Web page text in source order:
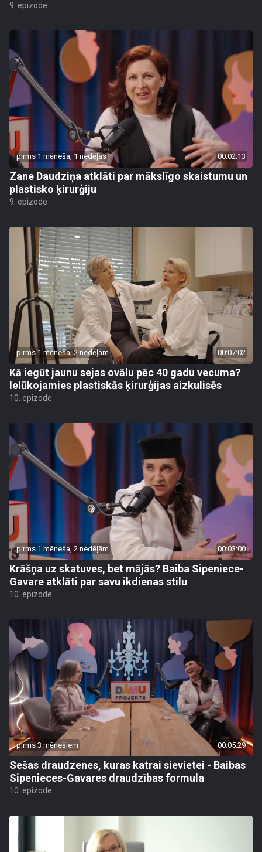
9. epizode
pirms 1 mēneša, 1 nedēļas 00:02:13
Zane Daudziņa atklāti par mākslīgo skaistumu un
plastisko ķirurģiju
9. epizode
pirms 1 mēneša, 2 nedēļām 00:07:02
Kā iegūt jaunu sejas ovālu pēc 40 gadu vecuma?
Ielūkojamies plastiskās ķirurģijas aizkulisēs
10. epizode
pirms 1 mēneša, 2 nedēļām 00:03:00
Krāšņa uz skatuves, bet mājās? Baiba Sipeniece-
Gavare atklāti par savu ikdienas stilu
10. epizode
pirms 3 mēnešiem 00:05:29
Sešas draudzenes, kuras katrai sievietei - Baibas
Sipenieces-Gavares draudzības formula
10. epizode